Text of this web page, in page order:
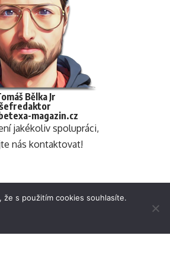
Bělka Jr
šefredaktor
magazin.cz
jakékoliv spolupráci,
nás kontaktovat!
že s použitím cookies souhlasíte.